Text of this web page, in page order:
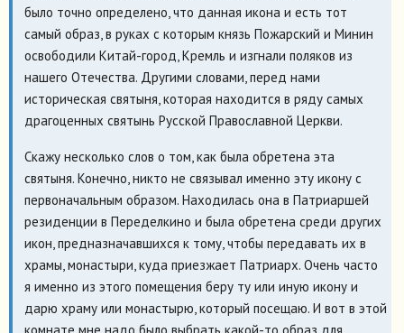
было точно определено, что данная икона и есть тот
самый образ, в руках с которым князь Пожарский и Минин
освободили Китай-город, Кремль и изгнали поляков из
нашего Отечества. Другими словами, перед нами
историческая святыня, которая находится в ряду самых
драгоценных святынь Русской Православной Церкви.
Скажу несколько слов о том, как была обретена эта
святыня. Конечно, никто не связывал именно эту икону с
первоначальным образом. Находилась она в Патриаршей
резиденции в Переделкино и была обретена среди других
икон, предназначавшихся к тому, чтобы передавать их в
храмы, монастыри, куда приезжает Патриарх. Очень часто
я именно из этого помещения беру ту или иную икону и
дарю храму или монастырю, который посещаю. И вот в этой